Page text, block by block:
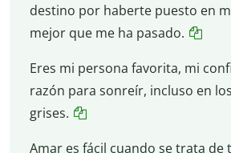
destino por haberte puesto en
mejor que me ha pasado.
Eres mi persona favorita, mi
razón para sonreír, incluso en
grises.
Amar es fácil cuando se trata de